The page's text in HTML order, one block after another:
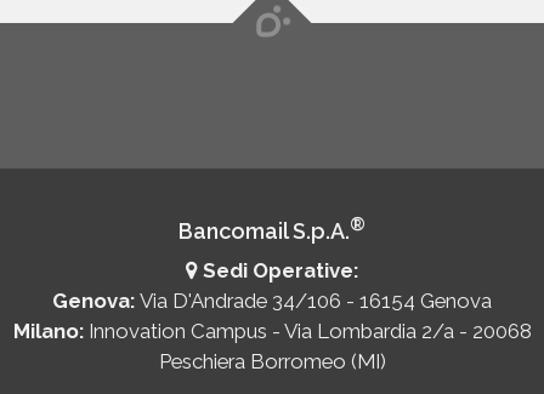
Bancomail S.p.A.®
Sedi Operative:
Genova: Via D'Andrade 34/106 - 16154 Genova
Milano: Innovation Campus - Via Lombardia 2/a - 20068
Peschiera Borromeo (MI)